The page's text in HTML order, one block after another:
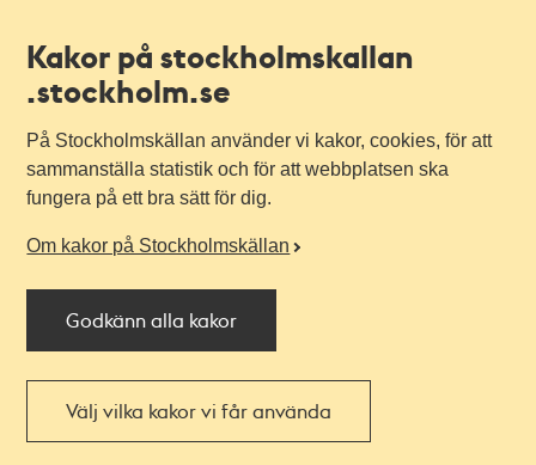
Kakor på stockholmskallan
.stockholm.se
På Stockholmskällan använder vi kakor, cookies, för att
sammanställa statistik och för att webbplatsen ska
fungera på ett bra sätt för dig.
Om kakor på Stockholmskällan
Godkänn alla kakor
Välj vilka kakor vi får använda